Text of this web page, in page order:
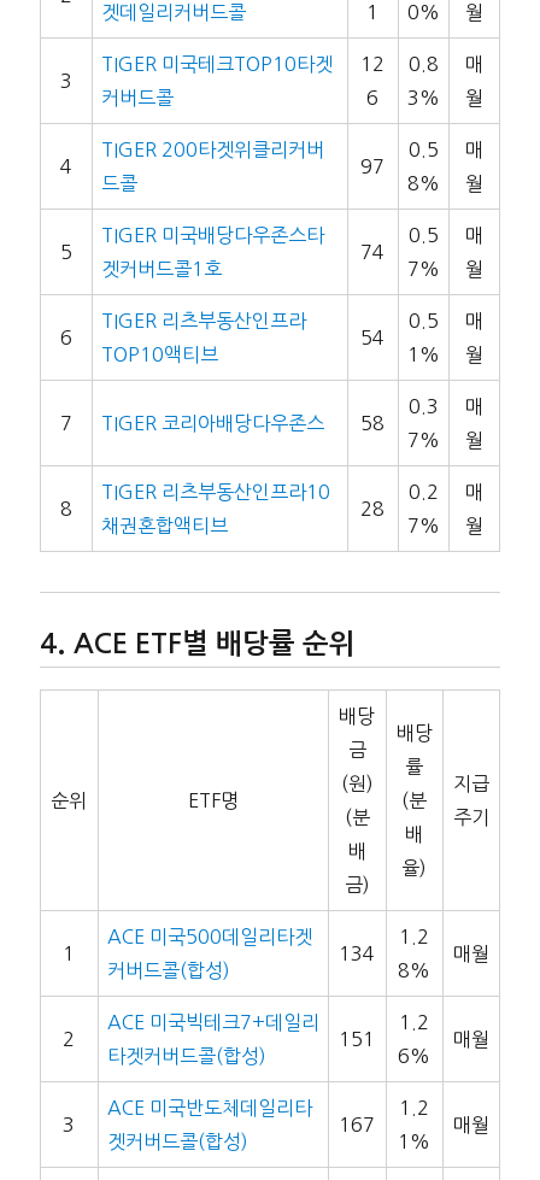
겟데일리커버드콜
1 0% 월
3
TIGER 미국테크TOP10타겟
커버드콜
12
6
0.8
3%
매
월
4
TIGER 200타겟위클리커버
드콜
97
0.5
8%
매
월
5
TIGER 미국배당다우존스타
겟커버드콜1호
74
0.5
7%
매
월
6
TIGER 리츠부동산인프라
TOP10액티브
54
0.5
1%
매
월
7 TIGER 코리아배당다우존스 58
0.3
7%
매
월
8
TIGER 리츠부동산인프라10
채권혼합액티브
28
0.2
7%
매
월
ACE ETF별 배당률 순위
순위 ETF명
배당
금
(원)
(분
배
금)
배당
률
(분
배
율)
지급
주기
1
ACE 미국500데일리타겟
커버드콜(합성)
134
1.2
8%
매월
2
ACE 미국빅테크7+데일리
타겟커버드콜(합성)
151
1.2
6%
매월
3
ACE 미국반도체데일리타
겟커버드콜(합성)
167
1.2
1%
매월